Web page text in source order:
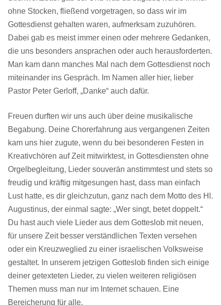
ohne Stocken, fließend vorgetragen, so dass wir im
Gottesdienst gehalten waren, aufmerksam zuzuhören.
Dabei gab es meist immer einen oder mehrere Gedanken,
die uns besonders ansprachen oder auch herausforderten.
Man kam dann manches Mal nach dem Gottesdienst noch
miteinander ins Gespräch. Im Namen aller hier, lieber
Pastor Peter Gerloff, „Danke“ auch dafür.
Freuen durften wir uns auch über deine musikalische
Begabung. Deine Chorerfahrung aus vergangenen Zeiten
kam uns hier zugute, wenn du bei besonderen Festen in
Kreativchören auf Zeit mitwirktest, in Gottesdiensten ohne
Orgelbegleitung, Lieder souverän anstimmtest und stets so
freudig und kräftig mitgesungen hast, dass man einfach
Lust hatte, es dir gleichzutun, ganz nach dem Motto des Hl.
Augustinus, der einmal sagte: „Wer singt, betet doppelt.“
Du hast auch viele Lieder aus dem Gotteslob mit neuen,
für unsere Zeit besser verständlichen Texten versehen
oder ein Kreuzweglied zu einer israelischen Volksweise
gestaltet. In unserem jetzigen Gotteslob finden sich einige
deiner getexteten Lieder, zu vielen weiteren religiösen
Themen muss man nur im Internet schauen. Eine
Bereicherung für alle.